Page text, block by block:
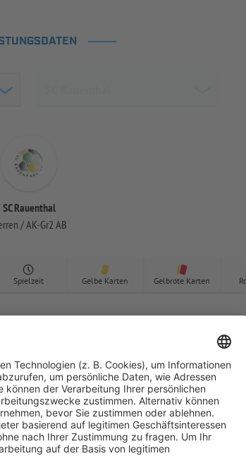
SC Rauenthal
/ AK-Gr2 AB
Spielzeit Gelbe Karten Gelbrote Karten
:
(  :  )
SC Rauenthal
90 0 0